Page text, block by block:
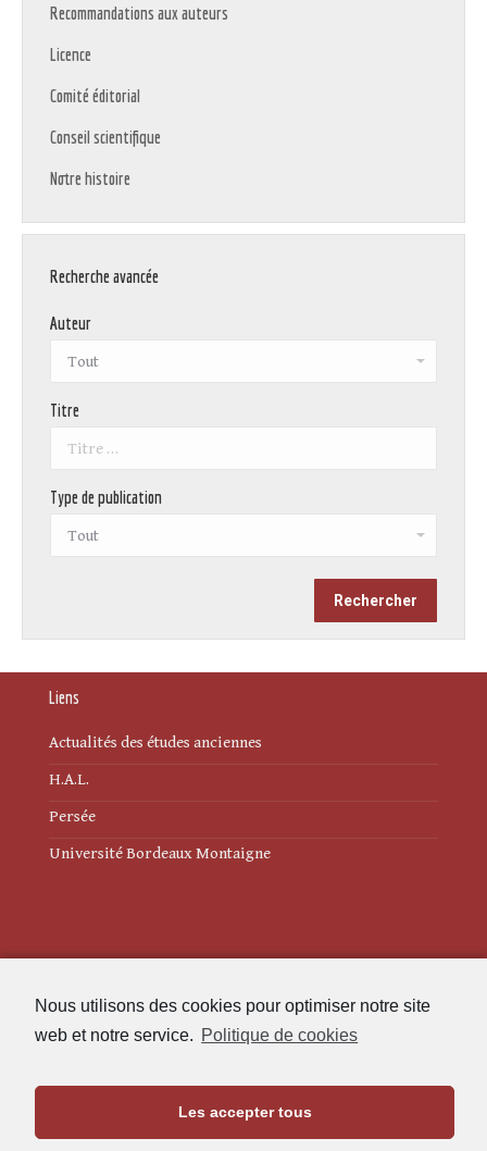
Nous utilisons des cookies pour optimiser notre site
web et notre service. Politique de cookies
Les accepter tous
Recommandations aux auteurs
Licence
Comité éditorial
Conseil scientifique
Notre histoire
Recherche avancée
Auteur
Titre
Type de publication
Liens
Actualités des études anciennes
H.A.L.
Persée
Université Bordeaux Montaigne
Politique de cookies (UE)
Maison de l'Archéologie